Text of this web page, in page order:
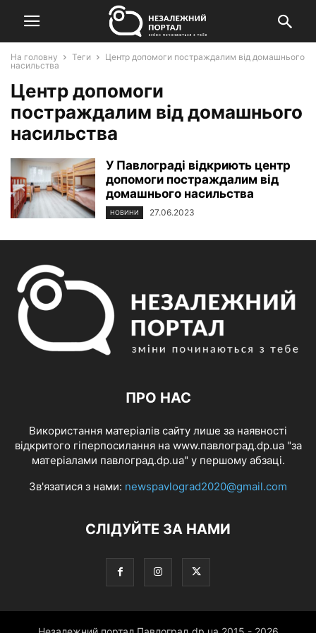
На головну Теги
Центр допомоги постраждалим від домашнього
насильства
Центр допомоги
постраждалим від домашнього
насильства
У Павлограді відкриють центр
допомоги постраждалим від
домашнього насильства
НОВИНИ 27.06.2023
ПРО НАС
Використання матеріалів сайту лише за наявності
відкритого гіперпосилання на www.павлоград.dp.ua "за
матеріалами павлоград.dp.ua" у першому абзаці.
Зв'язатися з нами: newspavlograd2020@gmail.com
СЛІДУЙТЕ ЗА НАМИ